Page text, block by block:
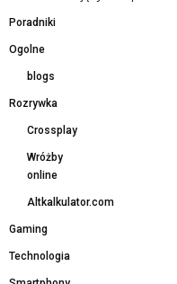
Poradniki
Ogolne
blogs
Rozrywka
Crossplay
Wróżby
online
Altkalkulator.com
Gaming
Technologia